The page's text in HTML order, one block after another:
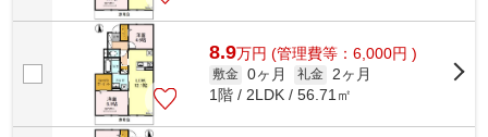
8.9万円 (管理費等：6,000円 )
敷金 0ヶ月 礼金
2ヶ月
1階 / 2LDK / 56.71㎡